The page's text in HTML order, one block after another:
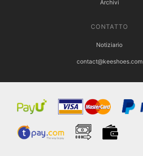
Archivi
CONTATTO
Notiziario
contact@keeshoes.com